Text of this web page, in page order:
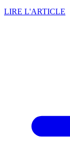
LIRE L'ARTICLE